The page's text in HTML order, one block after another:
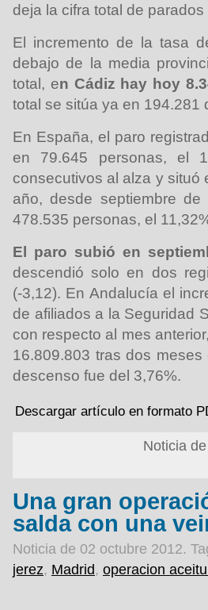
deja la cifra total de
El incremento de la tasa
debajo de la media
total, en Cádiz hay hoy
total se sitúa ya en 194.281
En España, el paro
en 79.645 personas, el
consecutivos al alza y
año, desde septiembre
478.535 personas, el
El paro subió en
descendió solo en dos
(-3,12). En Andalucía el
de afiliados a la Seguridad
con respecto al mes
16.809.803 tras dos
descenso fue del 3,76%.
Descargar artículo en formato
Noticia de
Una gran
salda con una
Noticia de 02 octubre 2012.
jerez, Madrid , operacion